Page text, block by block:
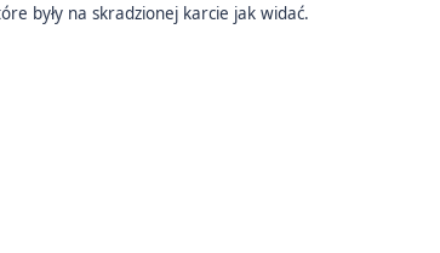
były na skradzionej karcie jak widać.